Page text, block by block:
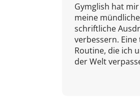
Gymglish hat
meine
schriftliche
verbessern. Eine
Routine, die ich
der Welt